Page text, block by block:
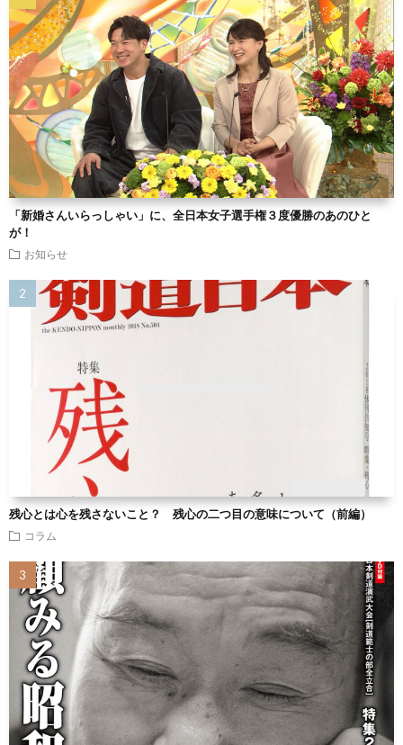
「新婚さんいらっしゃい」に、全日本女子選手権３度優勝のあのひと
が！
お知らせ
残心とは心を残さないこと？ 残心の二つ目の意味について（前編）
コラム